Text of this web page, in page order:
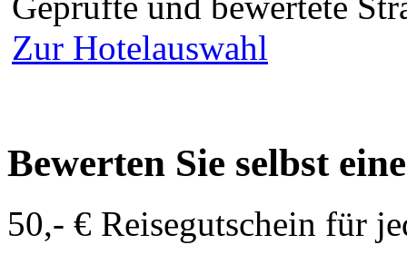
Zur Hotelauswahl
Bewerten Sie selbst
50,- € Reisegutschein für